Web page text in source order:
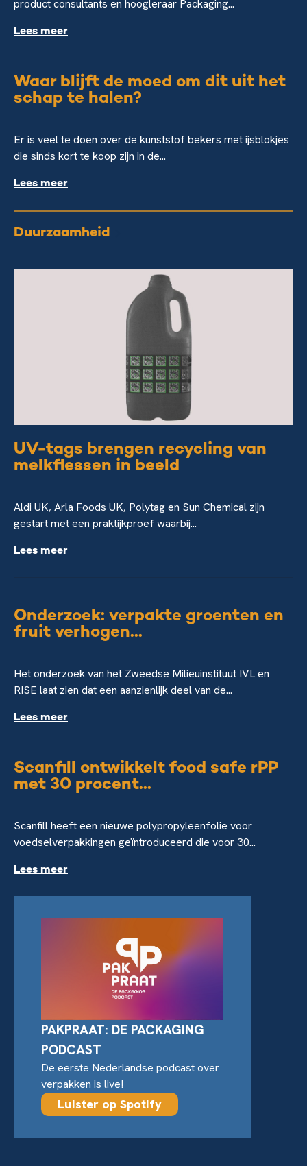
product consultants en hoogleraar Packaging...
Lees meer
Waar blijft de moed om dit uit het
schap te halen?
Er is veel te doen over de kunststof bekers met ijsblokjes
die sinds kort te koop zijn in de...
Lees meer
Duurzaamheid
UV-tags brengen recycling van
melkflessen in beeld
Aldi UK, Arla Foods UK, Polytag en Sun Chemical zijn
gestart met een praktijkproef waarbij...
Lees meer
Onderzoek: verpakte groenten en
fruit verhogen...
Het onderzoek van het Zweedse Milieuinstituut IVL en
RISE laat zien dat een aanzienlijk deel van de...
Lees meer
Scanfill ontwikkelt food safe rPP
met 30 procent...
Scanfill heeft een nieuwe polypropyleenfolie voor
voedselverpakkingen geïntroduceerd die voor 30...
Lees meer
PAKPRAAT: DE PACKAGING
PODCAST
De eerste Nederlandse podcast over
verpakken is live!
Luister op Spotify